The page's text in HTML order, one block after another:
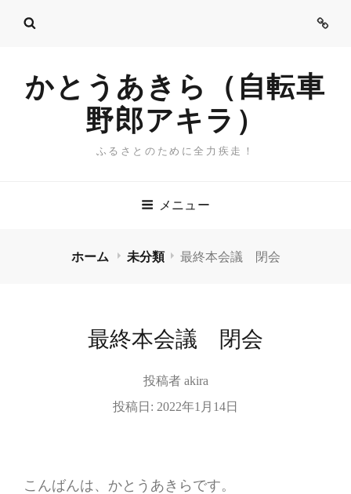
ご
かとうあきら（自転車
野郎アキラ）
ふるさとのために全力疾走！
メニュー
ホーム 未分類 最終本会議 閉会
最終本会議 閉会
投稿者 akira
投稿日: 2022年1月14日
こんばんは、かとうあきらです。